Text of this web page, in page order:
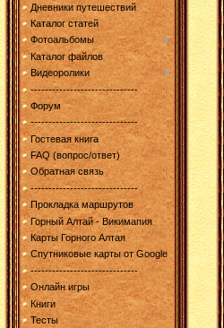
Дневники путешествий
Каталог статей
Фотоальбомы
Каталог файлов
Видеоролики
------------------------------
Форум
------------------------------
Гостевая книга
FAQ (вопрос/ответ)
Обратная связь
------------------------------
Прокладка маршрутов
Горный Алтай - Викимапия
Карты Горного Алтая
Спутниковые карты от Google
------------------------------
Онлайн игры
Книги
Тесты